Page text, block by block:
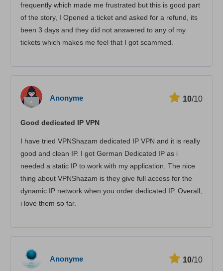
frequently which made me frustrated but this is good part
of the story, I Opened a ticket and asked for a refund, its
been 3 days and they did not answered to any of my
tickets which makes me feel that I got scammed.
Anonyme 10/10
Good dedicated IP VPN
I have tried VPNShazam dedicated IP VPN and it is really
good and clean IP. I got German Dedicated IP as i
needed a static IP to work with my application. The nice
thing about VPNShazam is they give full access for the
dynamic IP network when you order dedicated IP. Overall,
i love them so far.
Anonyme 10/10